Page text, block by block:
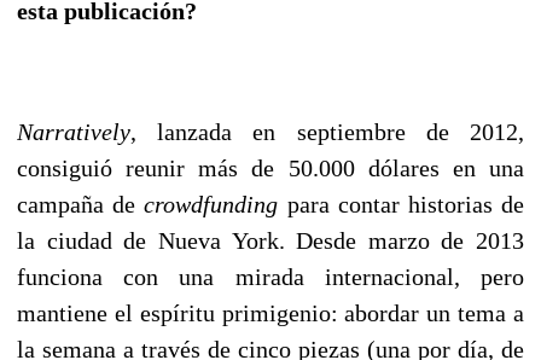
esta publicación?
Narratively, lanzada en septiembre de 2012,
consiguió reunir más de 50.000 dólares en una
campaña decrowdfunding para contar historias de
la ciudad de Nueva York. Desde marzo de 2013
funciona con una mirada internacional, pero
mantiene el espíritu primigenio: abordar un tema a
la semana a través de cinco piezas (una por día, de